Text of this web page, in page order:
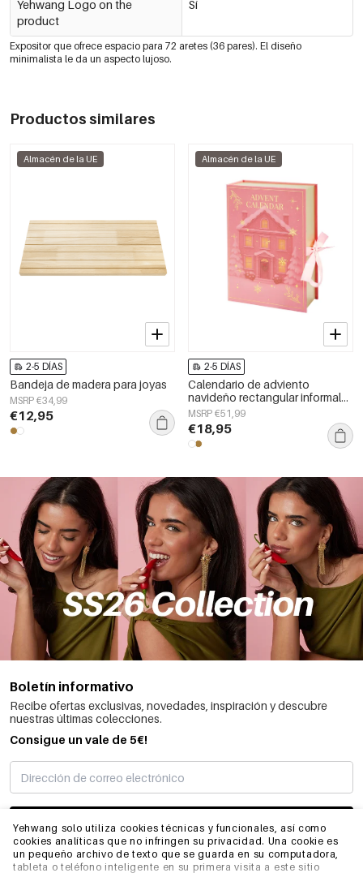
Yehwang solo utiliza cookies técnicas y funcionales, así como
cookies analíticas que no infringen su privacidad. Una cookie es
un pequeño archivo de texto que se guarda en su computadora,
tableta o teléfono inteligente en su primera visita a este sitio
Yehwang Logo on the
product
Sí
Expositor que ofrece espacio para 72 aretes (36 pares). El diseño
minimalista le da un aspecto lujoso.
Productos similares
Almacén de la UE
2-5 DÍAS
Bandeja de madera para joyas
MSRP €34,99
€12,95
Almacén de la UE
2-5 DÍAS
Calendario de adviento
navideño rectangular informal
de acero inoxidable para
Navidad
MSRP €51,99
€18,95
Boletín informativo
Recibe ofertas exclusivas, novedades, inspiración y descubre
nuestras últimas colecciones.
Consigue un vale de 5€!
SUSCRIBIRME